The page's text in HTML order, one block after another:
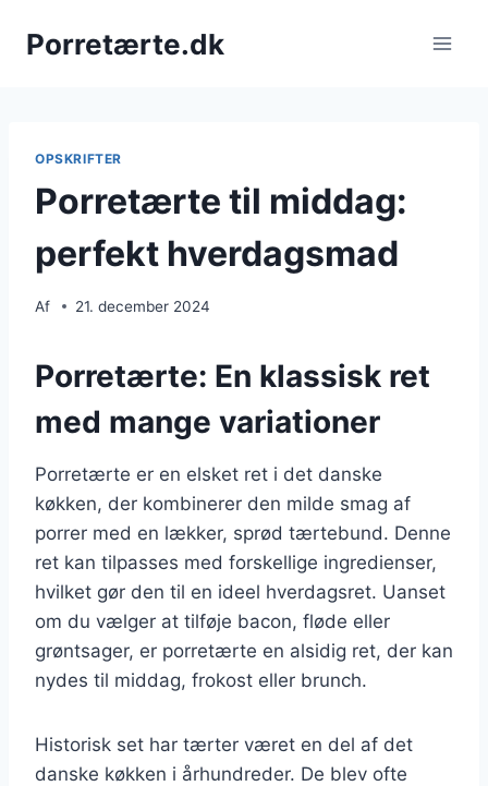
Porretærte.dk
OPSKRIFTER
Porretærte til middag:
perfekt hverdagsmad
Af 21. december 2024
Porretærte: En klassisk ret
med mange variationer
Porretærte er en elsket ret i det danske
køkken, der kombinerer den milde smag af
porrer med en lækker, sprød tærtebund. Denne
ret kan tilpasses med forskellige ingredienser,
hvilket gør den til en ideel hverdagsret. Uanset
om du vælger at tilføje bacon, fløde eller
grøntsager, er porretærte en alsidig ret, der kan
nydes til middag, frokost eller brunch.
Historisk set har tærter været en del af det
danske køkken i århundreder. De blev ofte